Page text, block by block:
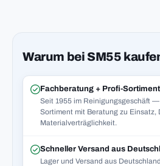
Warum bei SM55
Fachberatung + Profi-Sortiment
Seit 1955 im Reinigungsgeschäft
Sortiment mit Beratung zu Einsatz,
Materialverträglichkeit.
Schneller Versand aus
Lager und Versand aus